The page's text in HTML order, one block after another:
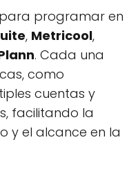
programar en
, Metricool,
. Cada una
como
cuentas y
facilitando la
y el alcance en la